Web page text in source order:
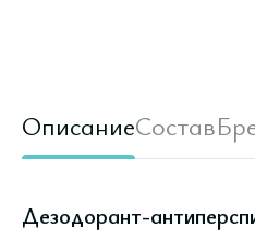
ОписаниеСостав
Дезодорант-